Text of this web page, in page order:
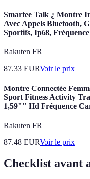
Smartee Talk ¿ Montre
Avec Appels Bluetooth,
Sportifs, Ip68,
Rakuten FR
87.33 EURVoir le prix
Montre Connectée
Sport Fitness Activity
1,59"" Hd Fréquence
Rakuten FR
87.48 EURVoir le prix
Checklist avant